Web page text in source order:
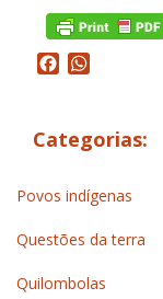
Facebook
Categorias:
Povos indígenas
Questões da terra
Quilombolas